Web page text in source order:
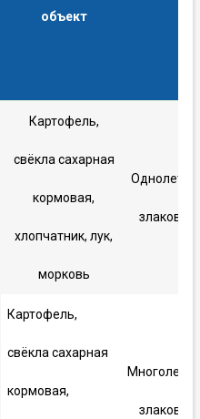
объект
Картофель,
свёкла сахарная
кормовая,
хлопчатник, лук,
морковь
злаковые
Картофель,
свёкла сахарная
кормовая,
злаковые